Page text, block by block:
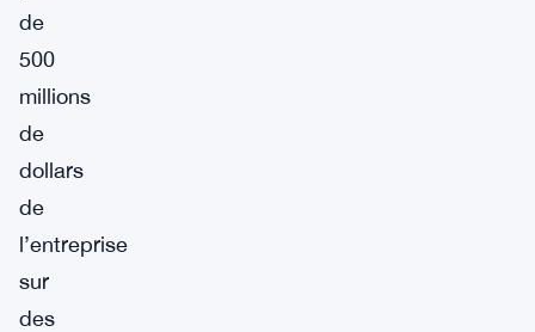
de
500
millions
de
dollars
de
l’entreprise
sur
des